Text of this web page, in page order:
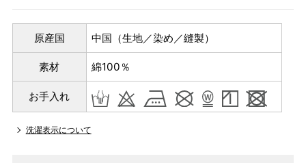
原産国 中国（生地／染め／縫製）
素材 綿100％
お手入れ
洗濯表示について